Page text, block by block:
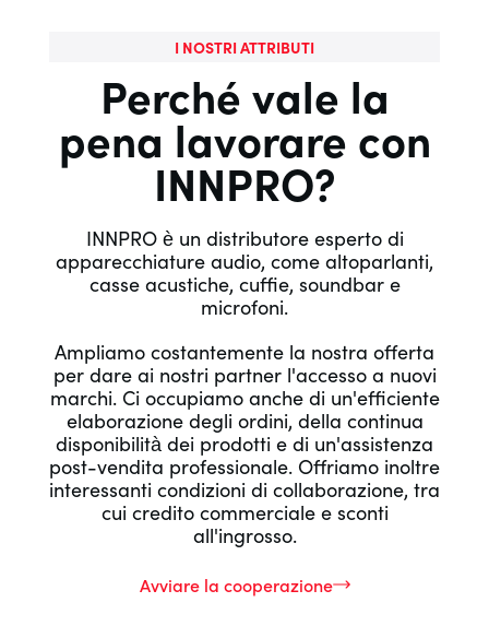
I NOSTRI ATTRIBUTI
Perché vale la
pena lavorare con
INNPRO?
INNPRO è un distributore esperto di
apparecchiature audio, come altoparlanti,
casse acustiche, cuffie, soundbar e
microfoni.
Ampliamo costantemente la nostra offerta
per dare ai nostri partner l'accesso a nuovi
marchi. Ci occupiamo anche di un'efficiente
elaborazione degli ordini, della continua
disponibilità dei prodotti e di un'assistenza
post-vendita professionale. Offriamo inoltre
interessanti condizioni di collaborazione, tra
cui credito commerciale e sconti
all'ingrosso.
Avviare la cooperazione